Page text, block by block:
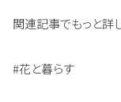
関連記事でもっと詳
#花と暮らす